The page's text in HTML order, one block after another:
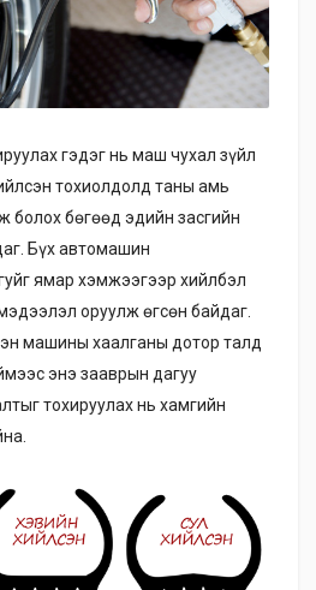
гэдэг нь маш чухал зүйл
тохиолдолд таны амь
болох бөгөөд эдийн засгийн
Бүх автомашин
ямар хэмжээгээр хийлбэл
оруулж өгсөн байдаг.
машины хаалганы дотор талд
энэ зааврын дагуу
тохируулах нь хамгийн